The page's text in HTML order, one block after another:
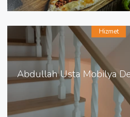
Hizmet